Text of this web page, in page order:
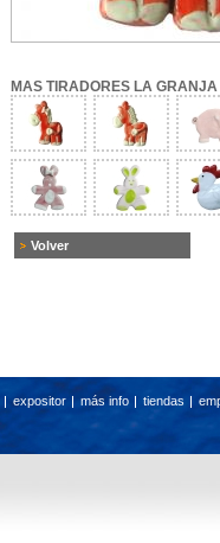
MAS TIRADORES LA GRANJA
Volver
expositor más info tiendas